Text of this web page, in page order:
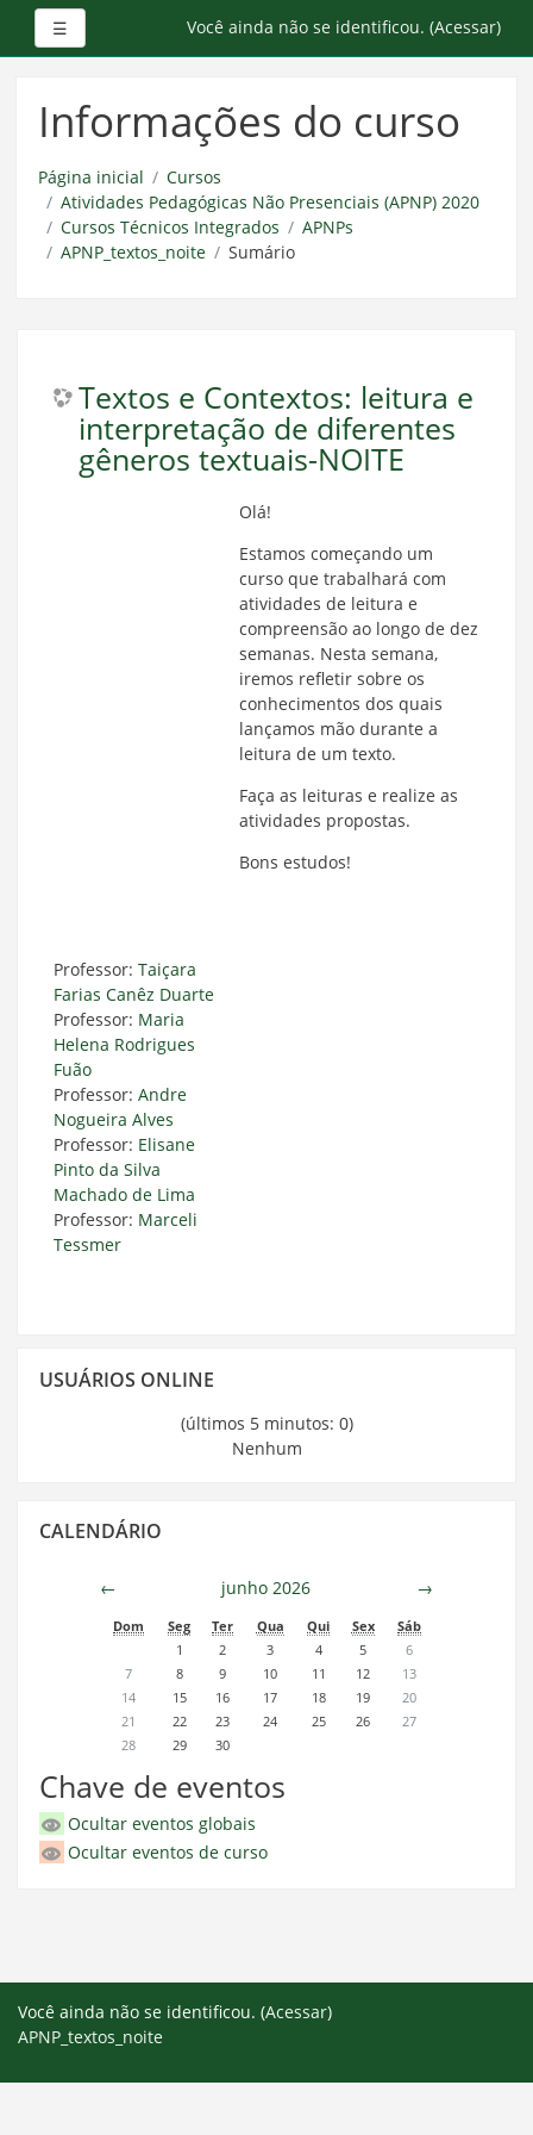
principal
☰ Você ainda não se identificou. (Acessar)
Informações do curso
Página inicial
Cursos
Atividades Pedagógicas Não Presenciais (APNP) 2020
Cursos Técnicos Integrados
APNPs
APNP_textos_noite
Sumário
Textos e Contextos: leitura e
interpretação de diferentes
gêneros textuais-NOITE
Olá!
Estamos começando um
curso que trabalhará com
atividades de leitura e
compreensão ao longo de dez
semanas. Nesta semana,
iremos refletir sobre os
conhecimentos dos quais
lançamos mão durante a
leitura de um texto.
Faça as leituras e realize as
atividades propostas.
Bons estudos!
Professor: Taiçara
Farias Canêz Duarte
Professor: Maria
Helena Rodrigues
Fuão
Professor: Andre
Nogueira Alves
Professor: Elisane
Pinto da Silva
Machado de Lima
Professor: Marceli
Tessmer
Usuários
USUÁRIOS ONLINE
(últimos 5 minutos: 0)
Nenhum
Calendário
CALENDÁRIO
← junho 2026 →
Dom Seg Ter Qua Qui Sex
Sáb
1
2 3 4 5
6
7
8 9 10 11 12
13
14
15 16 17 18 19
20
21
22 23 24 25 26
27
28
29 30
Chave de eventos
Ocultar eventos globais
Ocultar eventos de curso
Você ainda não se identificou. (Acessar)
APNP_textos_noite